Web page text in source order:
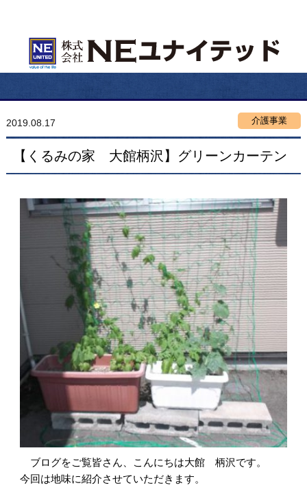
2019.08.17 介護事業
【くるみの家 大館柄沢】グリーンカーテン
ブログをご覧皆さん、こんにちは大館 柄沢です。
今回は地味に紹介させていただきます。